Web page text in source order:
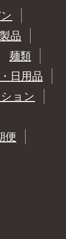
品
麺類
日用品
ョン
便